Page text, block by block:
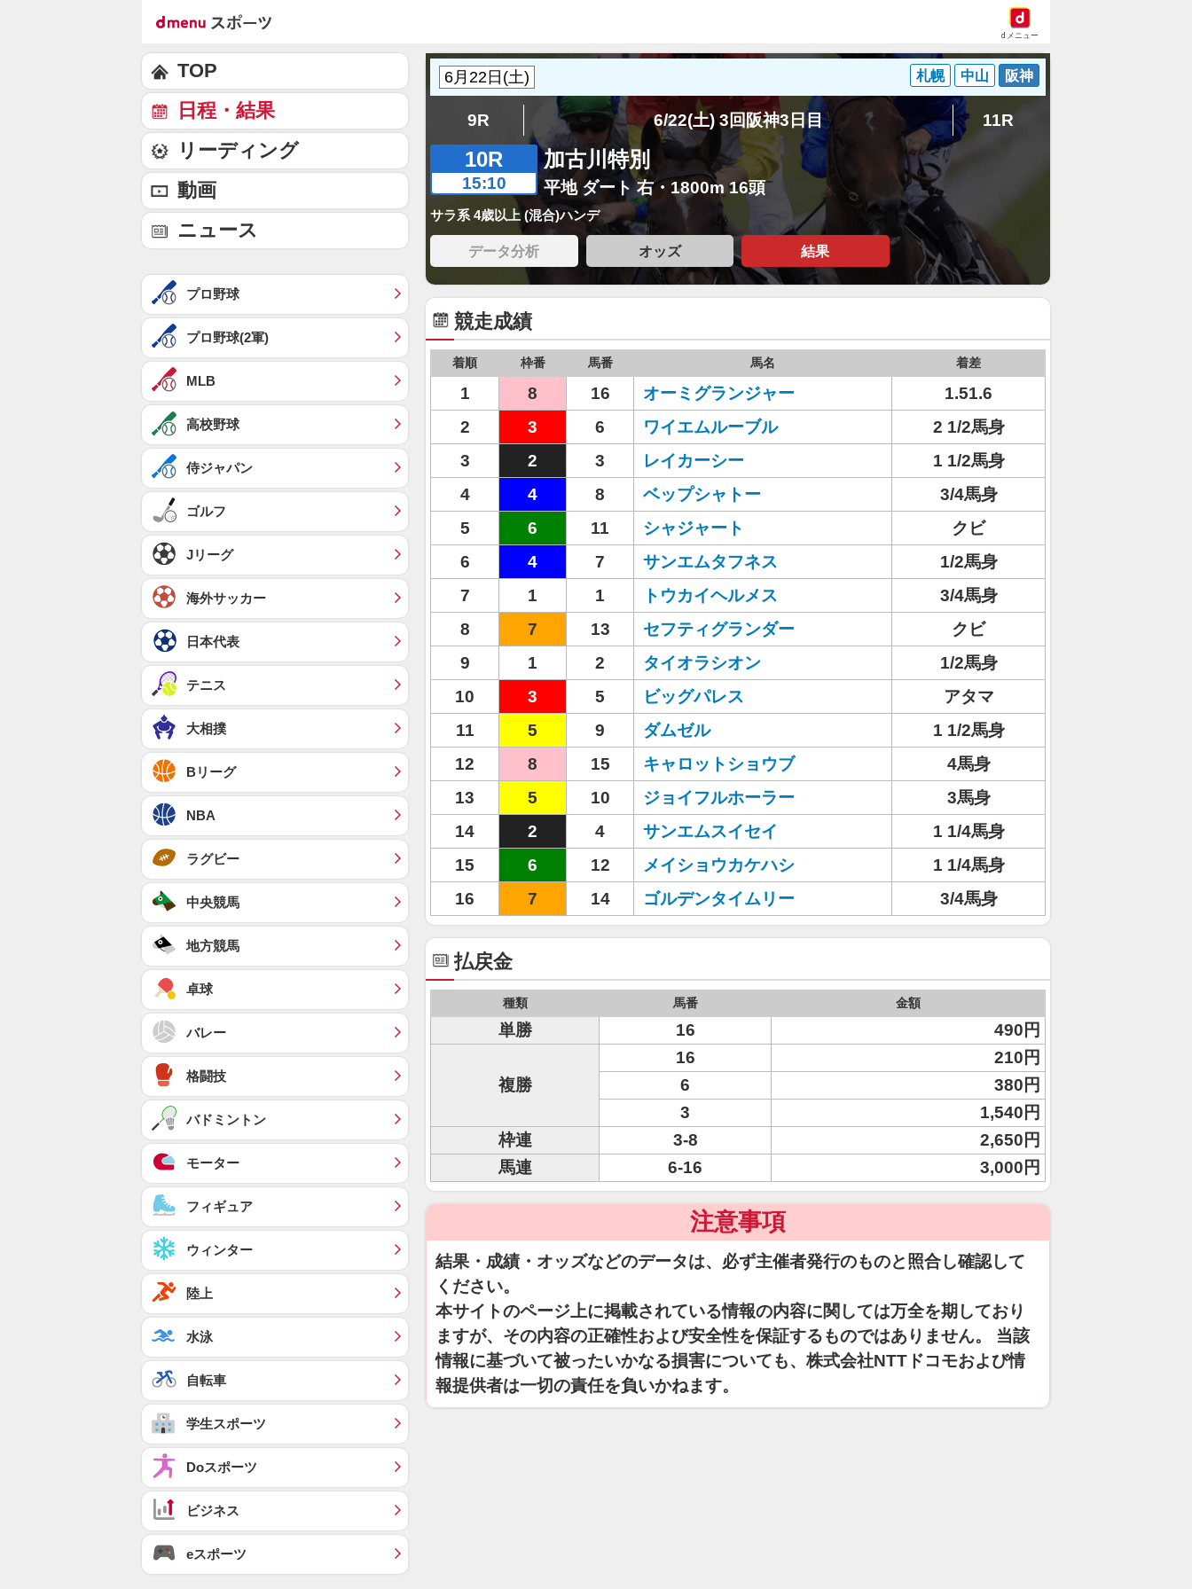
dメニュー
札幌 中山 阪神
9R 6/22(土) 3回阪神3日目 11R
10R
15:10
加古川特別
平地 ダート 右・1800m 16頭
サラ系 4歳以上 (混合)ハンデ
データ分析 オッズ 結果
競走成績
着順 枠番 馬番 馬名 着差
1 8 16 オーミグランジャー
1.51.6
2
3 6 ワイエムルーブル
2 1/2馬身
3
2 3 レイカーシー
1 1/2馬身
4
4 8 ベップシャトー
3/4馬身
5
6 11 シャジャート
クビ
6
4 7 サンエムタフネス
1/2馬身
7
1 1 トウカイヘルメス
3/4馬身
8
7 13 セフティグランダー
クビ
9
1 2 タイオラシオン
1/2馬身
10
3 5 ビッグパレス
アタマ
11
5 9 ダムゼル
1 1/2馬身
12
8 15 キャロットショウブ
4馬身
13
5 10 ジョイフルホーラー
3馬身
14
2 4 サンエムスイセイ
1 1/4馬身
15
6 12 メイショウカケハシ
1 1/4馬身
16
7 14 ゴルデンタイムリー 3/4馬身
払戻金
種類 馬番 金額
単勝 16 490円
複勝
16
210円
6
380円
3
1,540円
枠連
3-8
2,650円
馬連
6-16 3,000円
注意事項
結果・成績・オッズなどのデータは、必ず主催者発行のものと照合し確認して
ください。
本サイトのページ上に掲載されている情報の内容に関しては万全を期しており
ますが、その内容の正確性および安全性を保証するものではありません。 当該
情報に基づいて被ったいかなる損害についても、株式会社NTTドコモおよび情
報提供者は一切の責任を負いかねます。
TOP
日程・結果
リーディング
動画
ニュース
プロ野球
プロ野球(2軍)
MLB
高校野球
侍ジャパン
ゴルフ
Jリーグ
海外サッカー
日本代表
テニス
大相撲
Bリーグ
NBA
ラグビー
中央競馬
地方競馬
卓球
バレー
格闘技
バドミントン
モーター
フィギュア
ウィンター
陸上
水泳
自転車
学生スポーツ
Doスポーツ
ビジネス
eスポーツ